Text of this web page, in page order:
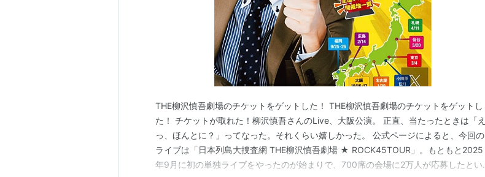
THE柳沢慎吾劇場のチケットをゲットした！ THE柳沢慎吾劇場のチケットをゲットし
た！ チケットが取れた！柳沢慎吾さんのLive、大阪公演。 正直、当たったときは「え
っ、ほんとに？」ってなった。それくらい嬉しかった。 公式ページによると、今回の
ライブは「日本列島大捜査網 THE柳沢慎吾劇場 ★ ROCK45TOUR」。もともと2025
年9月に初の単独ライブをやったのが始まりで、700席の会場に2万人が応募したとい